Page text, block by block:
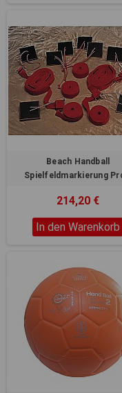
Beach Handball
Spielfeldmarkierung
214,20 €
In den Warenkorb